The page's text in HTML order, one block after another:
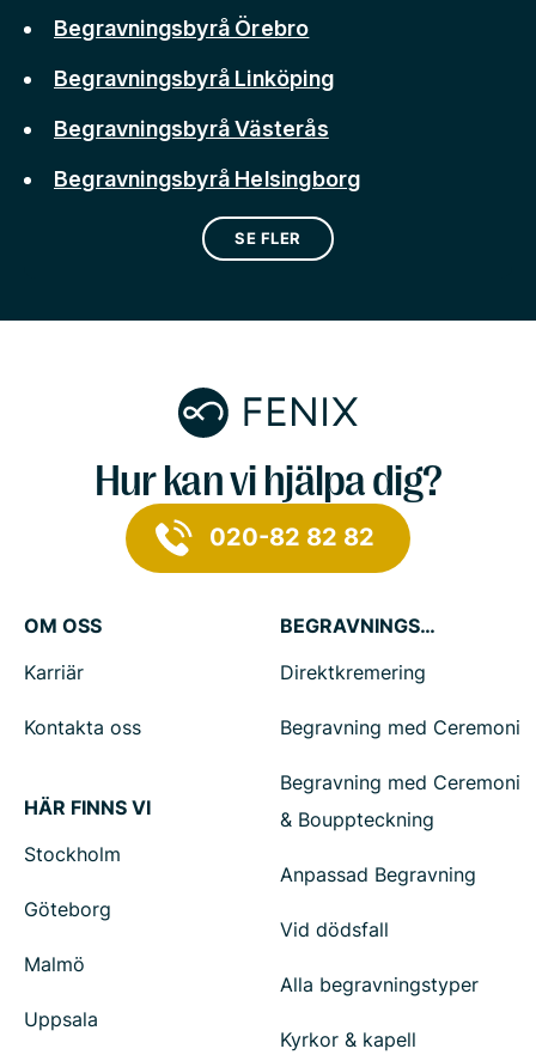
Begravningsbyrå Örebro
Begravningsbyrå Linköping
Begravningsbyrå Västerås
Begravningsbyrå Helsingborg
SE FLER
Hur kan vi hjälpa dig?
020-82 82 82
OM OSS
Karriär
Kontakta oss
HÄR FINNS VI
Stockholm
Göteborg
Malmö
Uppsala
BEGRAVNINGSTJÄNSTER
Direktkremering
Begravning med Ceremoni
Begravning med Ceremoni
& Bouppteckning
Anpassad Begravning
Vid dödsfall
Alla begravningstyper
Kyrkor & kapell